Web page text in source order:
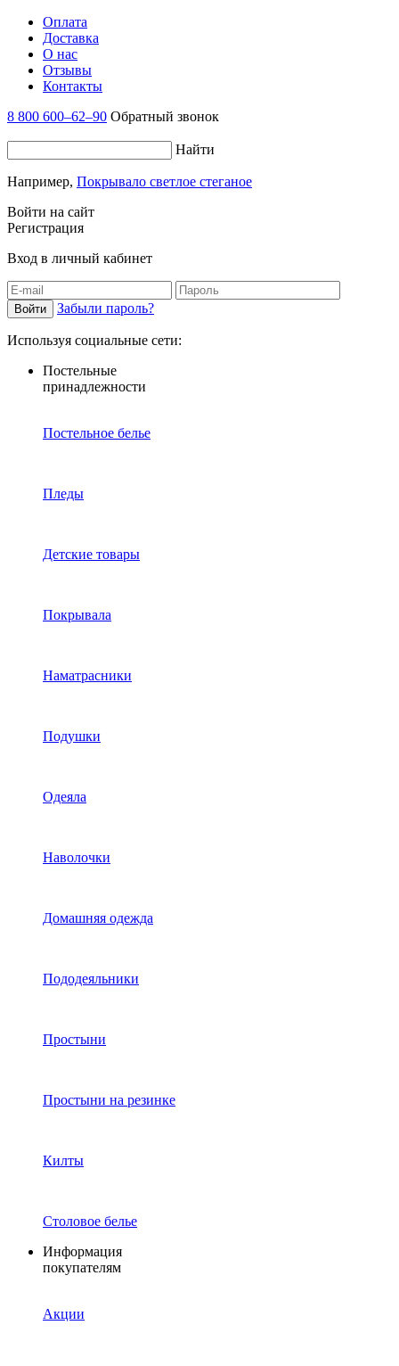
Оплата
Доставка
О нас
Отзывы
Контакты
8 800 600–62–90 Обратный звонок
Найти
Например, Покрывало светлое стеганое
Войти на сайт
Регистрация
Вход в личный кабинет
Забыли пароль?
Используя социальные сети:
Постельные
принадлежности
Постельное белье
Пледы
Детские товары
Покрывала
Наматрасники
Подушки
Одеяла
Наволочки
Домашняя одежда
Пододеяльники
Простыни
Простыни на резинке
Килты
Столовое белье
Информация
покупателям
Акции